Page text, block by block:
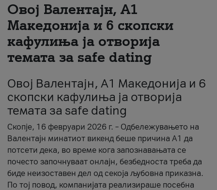
Овој Валентајн, A1
Македонија и 6 скопски
кафулиња ја отворија
темата за safe dating
Овој Валентајн, A1 Македонија и 6
скопски кафулиња ја отворија
темата за safe dating
Скопје, 16 февруари 2026 г. – Одбележувањето на
Валентајн минатиот викенд беше причина А1 да
потсети дека, во време кога запознавањата се
почесто започнуваат онлајн, безбедноста треба да
биде неизоставен дел од секоја љубовна приказна.
По тој повод, компанијата реализираше посебна